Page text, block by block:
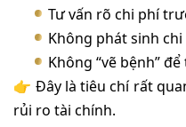
Tư vấn rõ chi phí
Không phát sinh
Không “vẽ bệnh”
👉 Đây là tiêu chí rất
rủi ro tài chính.